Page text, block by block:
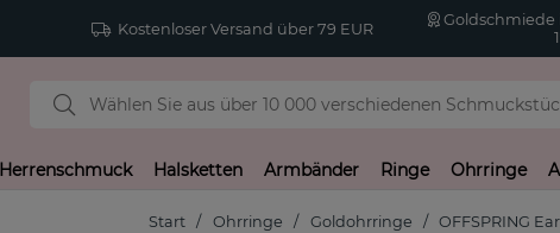
Kostenloser Versand über 79 EUR
Goldschmiede
Herrenschmuck Halsketten Armbänder Ringe Ohrringe
Start Ohrringe Goldohrringe OFFSPRING